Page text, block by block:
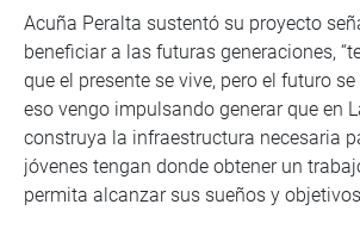
Acuña Peralta sustentó su proyecto
beneficiar a las futuras generaciones,
que el presente se vive, pero el futuro
eso vengo impulsando generar que en
construya la infraestructura necesaria
jóvenes tengan donde obtener un
permita alcanzar sus sueños y